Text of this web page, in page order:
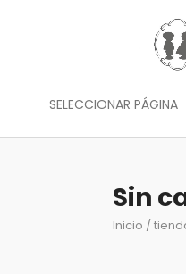
SELECCIONAR PÁGINA
Sin
Inicio /